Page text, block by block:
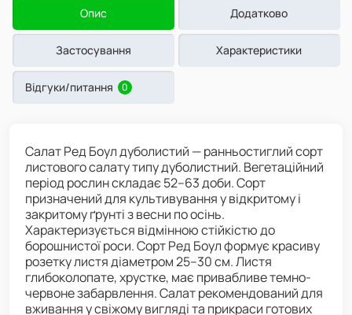
Опис Додатково
Застосування Характеристики
Відгуки/питання 0
Салат Ред Боул дуболистий — ранньостиглий сорт
листового салату типу дуболистний. Вегетаційний
період рослин складає 52–63 доби. Сорт
призначений для культивування у відкритому і
закритому ґрунті з весни по осінь.
Характеризується відмінною стійкістю до
борошнистої роси. Сорт Ред Боул формує красиву
розетку листя діаметром 25–30 см. Листя
глибоколопате, хрустке, має привабливе темно-
червоне забарвлення. Салат рекомендований для
вживання у свіжому вигляді та прикраси готових